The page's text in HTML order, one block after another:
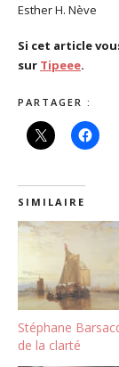
Esther H. Nève
Si cet article
sur Tipeee.
PARTAGER :
SIMILAIRE
Stéphane
de la clarté